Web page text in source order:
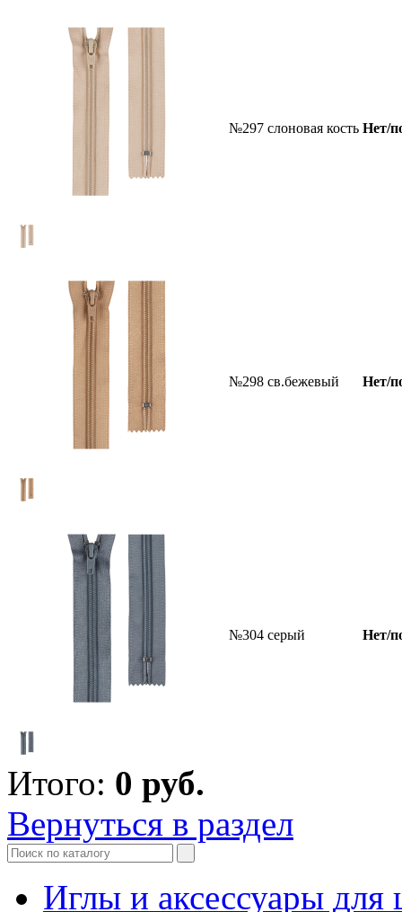
№297 слоновая кость Нет/
№298 св.бежевый Нет/
№304 серый Нет/
Итого: 0 руб.
Вернуться в раздел
Иглы и аксессуары